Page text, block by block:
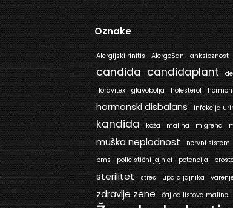
Oznake
Alergijski rinitis AlergoSan anksioznost
candida candidaplant
floravitex
glavobolja holesterol hormoni
hormonski disbalans infekcija
kandida koža malina migrena
muška neplodnost nervni sistem
pms policistični jajnici potencija
sterilitet stres upala jajnika
zdravlje zene čaj od listova maline